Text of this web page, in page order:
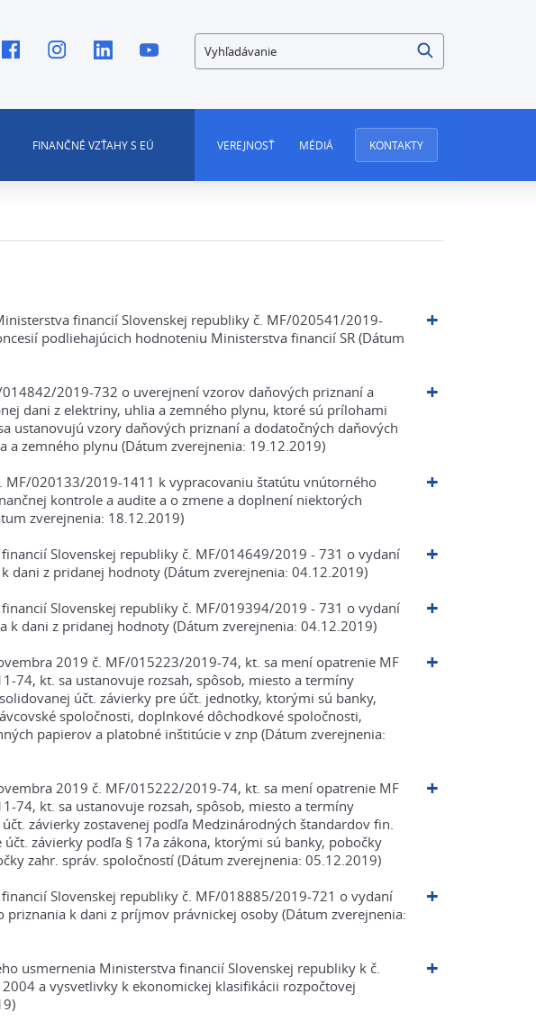
Vyhľadávanie
FINANČNÉ VZŤAHY S EÚ VEREJNOSŤ MÉDIÁ KONTAKTY
financií Slovenskej republiky č. MF/020541/2019-
podliehajúcich hodnoteniu Ministerstva financií SR (Dátum
014842/2019-732 o uverejnení vzorov daňových priznaní a
dani z elektriny, uhlia a zemného plynu, ktoré sú prílohami
ustanovujú vzory daňových priznaní a dodatočných daňových
a zemného plynu (Dátum zverejnenia: 19.12.2019)
MF/020133/2019-1411 k vypracovaniu štatútu vnútorného
kontrole a audite a o zmene a doplnení niektorých
zverejnenia: 18.12.2019)
Slovenskej republiky č. MF/014649/2019 - 731 o vydaní
dani z pridanej hodnoty (Dátum zverejnenia: 04.12.2019)
Slovenskej republiky č. MF/019394/2019 - 731 o vydaní
k dani z pridanej hodnoty (Dátum zverejnenia: 04.12.2019)
2019 č. MF/015223/2019-74, kt. sa mení opatrenie MF
74, kt. sa ustanovuje rozsah, spôsob, miesto a termíny
účt. závierky pre účt. jednotky, ktorými sú banky,
spoločnosti, doplnkové dôchodkové spoločnosti,
papierov a platobné inštitúcie v znp (Dátum zverejnenia:
2019 č. MF/015222/2019-74, kt. sa mení opatrenie MF
74, kt. sa ustanovuje rozsah, spôsob, miesto a termíny
závierky zostavenej podľa Medzinárodných štandardov fin.
závierky podľa § 17a zákona, ktorými sú banky, pobočky
zahr. správ. spoločností (Dátum zverejnenia: 05.12.2019)
Slovenskej republiky č. MF/018885/2019-721 o vydaní
k dani z príjmov právnickej osoby (Dátum zverejnenia:
usmernenia Ministerstva financií Slovenskej republiky k č.
a vysvetlivky k ekonomickej klasifikácii rozpočtovej